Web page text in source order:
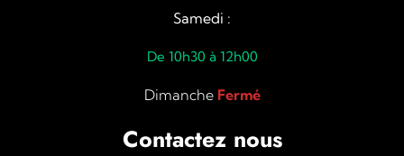
Samedi :
De 10h30 à 12h00
Dimanche Fermé
Contactez nous